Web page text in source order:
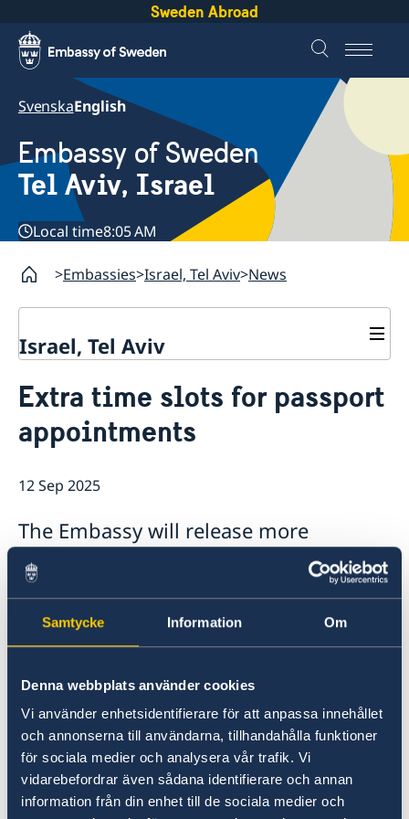
Samtycke Information Om
Denna webbplats använder cookies
Vi använder enhetsidentifierare för att anpassa innehållet
och annonserna till användarna, tillhandahålla funktioner
för sociala medier och analysera vår trafik. Vi
vidarebefordrar även sådana identifierare och annan
information från din enhet till de sociala medier och
Sweden Abroad
SvenskaEnglish
Embassy of Sweden
Tel Aviv, Israel
Local time8:05 AM
Embassies Israel, Tel Aviv News
Israel, Tel Aviv
About the Embassy
Open positions
GDPR
News
Extra time slots for passport
appointments
12 Sep 2025
The Embassy will release more
appointments for passport
applications for the month of October.
Click on the heading for more
information.
Prepare your application well and book an
appointment on ourwebsite . Please note that
it is not possible to book an appointment via
phone or email.
Last updated 12 Sep 2025, 2.02 PM